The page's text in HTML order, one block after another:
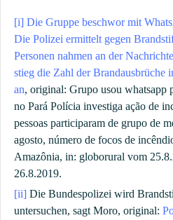
[i] Die Gruppe beschwor mit
Die Polizei ermittelt gegen
Personen nahmen an der
stieg die Zahl der Brandausbrüche
an, original: Grupo usou whatsapp
no Pará Polícia investiga ação de
pessoas participaram de grupo de
agosto, número de focos de
Amazônia, in: globorural vom
26.8.2019.
[ii]Die Bundespolizei wird
untersuchen, sagt Moro, original: